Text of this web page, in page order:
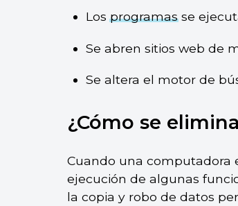
Losprogramasse
Se abren sitios web de
Se altera el motor de
¿Cómo se
Cuando una computadora
ejecución de algunas
la copia y robo de datos